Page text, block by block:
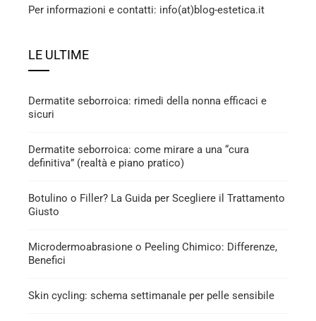
Per informazioni e contatti: info(at)blog-estetica.it
LE ULTIME
Dermatite seborroica: rimedi della nonna efficaci e
sicuri
Dermatite seborroica: come mirare a una “cura
definitiva” (realtà e piano pratico)
Botulino o Filler? La Guida per Scegliere il Trattamento
Giusto
Microdermoabrasione o Peeling Chimico: Differenze,
Benefici
Skin cycling: schema settimanale per pelle sensibile